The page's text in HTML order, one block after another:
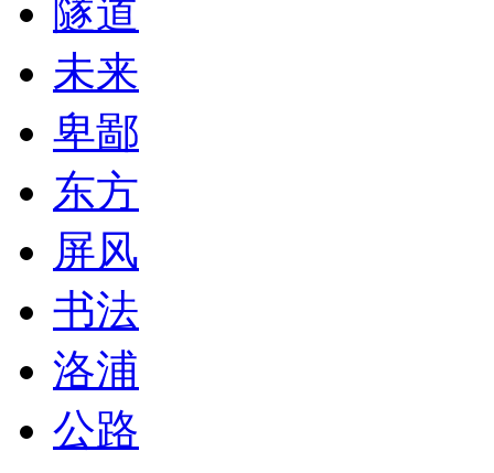
隧道
未来
卑鄙
东方
屏风
书法
洛浦
公路